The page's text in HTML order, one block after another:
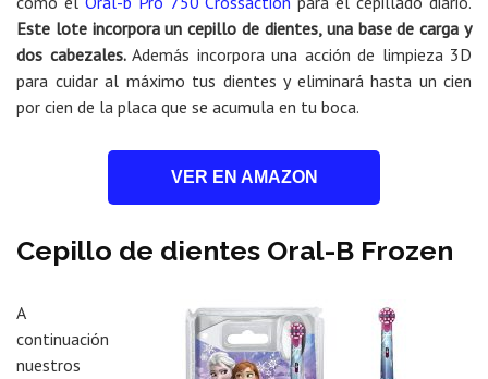
Este lote incorpora un cepillo de dientes, una base de carga y
dos cabezales.Además incorpora una acción de limpieza 3D
para cuidar al máximo tus dientes y eliminará hasta un cien
por cien de la placa que se acumula en tu boca.
VER EN AMAZON
Cepillo de dientes Oral-B Frozen
A
continuación
nuestros